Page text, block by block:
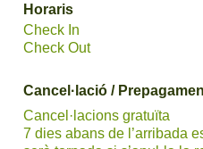
Horaris
Check In
Check Out
Cancel·lació /
Cancel·lacions gratuïta
7 dies abans de l’arribada